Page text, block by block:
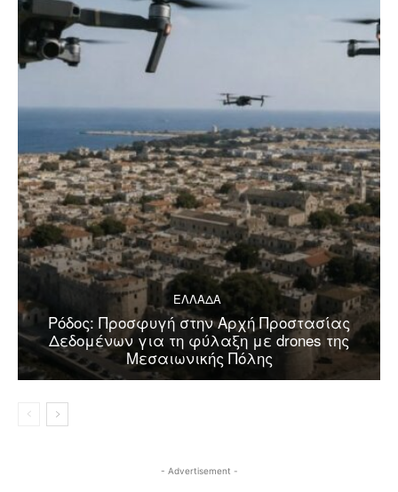
ΕΛΛΑΔΑ
Ρόδος: Προσφυγή στην Αρχή Προστασίας
Δεδομένων για τη φύλαξη με drones της
Μεσαιωνικής Πόλης
- Advertisement -